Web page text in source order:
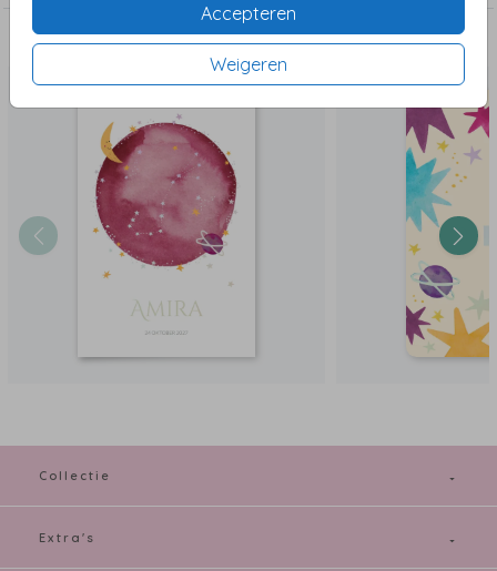
Accepteren
Weigeren
Dit vind je misschien ook leuk
Collectie
Extra's